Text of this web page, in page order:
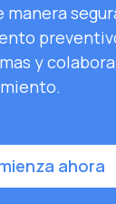
y
ahora